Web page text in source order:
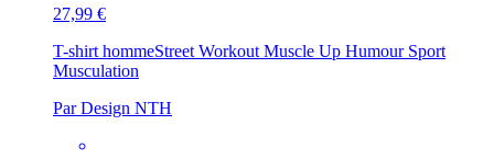
27,99 €
T-shirt hommeStreet Workout Muscle Up Humour Sport
Musculation
Par Design NTH